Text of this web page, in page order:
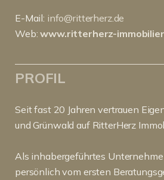
E-Mail: info@ritterherz.de
Web:www.ritterherz-
PROFIL
Seit fast 20 Jahren vertrauen
und Grünwald auf RitterHerz
Als inhabergeführtes
persönlich vom ersten